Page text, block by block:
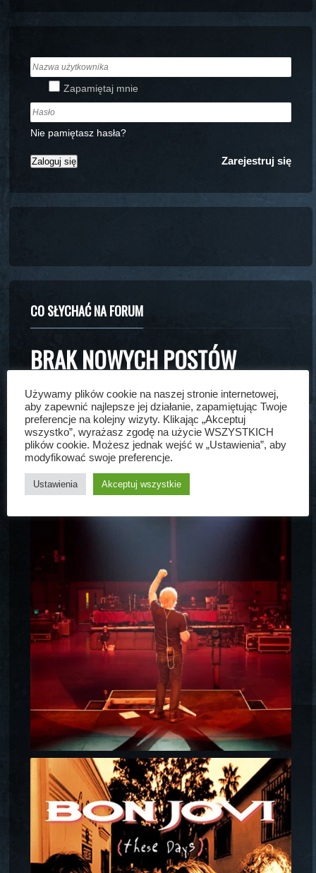
Zapamiętaj mnie
Nie pamiętasz hasła?
Zarejestruj się
CO SŁYCHAĆ NA FORUM
BRAK NOWYCH POSTÓW
CO SŁYCHAĆ NA INSTA
Używamy plików cookie na naszej stronie internetowej,
aby zapewnić najlepsze jej działanie, zapamiętując Twoje
preferencje na kolejny wizyty. Klikając „Akceptuj
wszystko”, wyrażasz zgodę na użycie WSZYSTKICH
plików cookie. Możesz jednak wejść w „Ustawienia”, aby
modyfikować swoje preferencje.
Ustawienia Akceptuj wszystkie